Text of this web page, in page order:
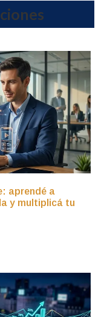
aprendé a
y multiplicá tu